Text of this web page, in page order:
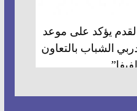
يؤكد على موعد
الشباب بالتعاون